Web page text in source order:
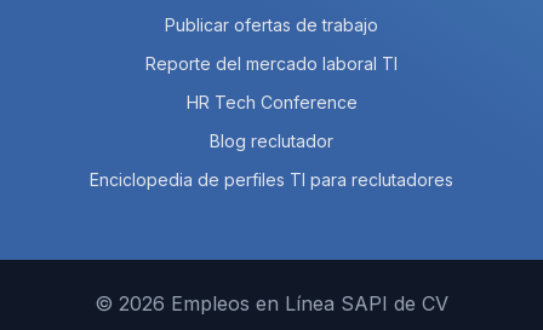
Publicar ofertas de trabajo
Reporte del mercado laboral TI
HR Tech Conference
Blog reclutador
Enciclopedia de perfiles TI para reclutadores
© 2026 Empleos en Línea SAPI de CV